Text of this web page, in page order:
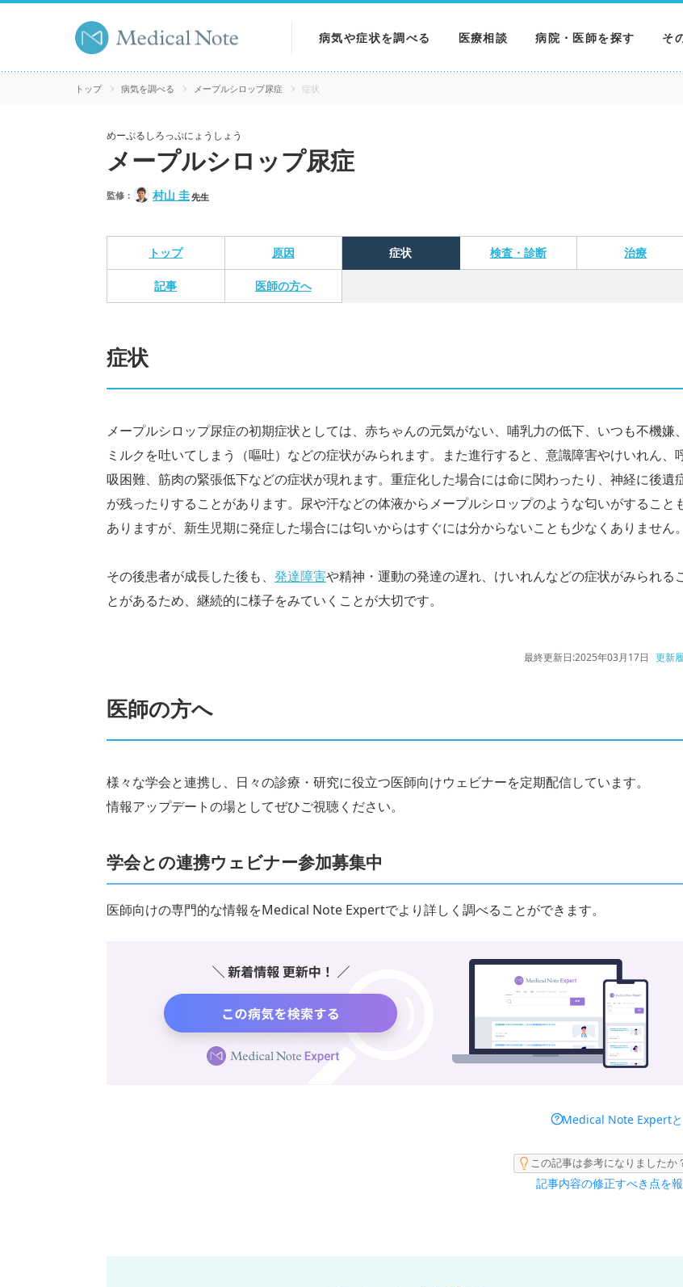
病気や症状を調べる
病気を調べる
検査を調べる
医療相談 病院・医師を探す
病院を探す
そ
トップ 病気を調べる メープルシロップ尿症 症状
めーぷるしろっぷにょうしょう
メープルシロップ尿症
監修： 村山 圭先生
トップ 原因 症状 検査・診断 治療
記事 医師の方へ
症状
メープルシロップ尿症の初期症状としては、赤ちゃんの元気がない、哺乳力の低下、いつも不機嫌、
ミルクを吐いてしまう（嘔吐）などの症状がみられます。また進行すると、意識障害やけいれん、
吸困難、筋肉の緊張低下などの症状が現れます。重症化した場合には命に関わったり、神経に後遺
が残ったりすることがあります。尿や汗などの体液からメープルシロップのような匂いがすること
ありますが、新生児期に発症した場合には匂いからはすぐには分からないことも少なくありません。
その後患者が成長した後も、 発達障害や精神・運動の発達の遅れ、けいれんなどの症状がみられる
とがあるため、継続的に様子をみていくことが大切です。
最終更新日:2025年03月17日 更新
医師の方へ
様々な学会と連携し、日々の診療・研究に役立つ医師向けウェビナーを定期配信しています。
情報アップデートの場としてぜひご視聴ください。
学会との連携ウェビナー参加募集中
医師向けの専門的な情報をMedical Note Expertでより詳しく調べることができます。
Medical Note Expert
この記事は参考になりましたか
記事内容の修正すべき点を